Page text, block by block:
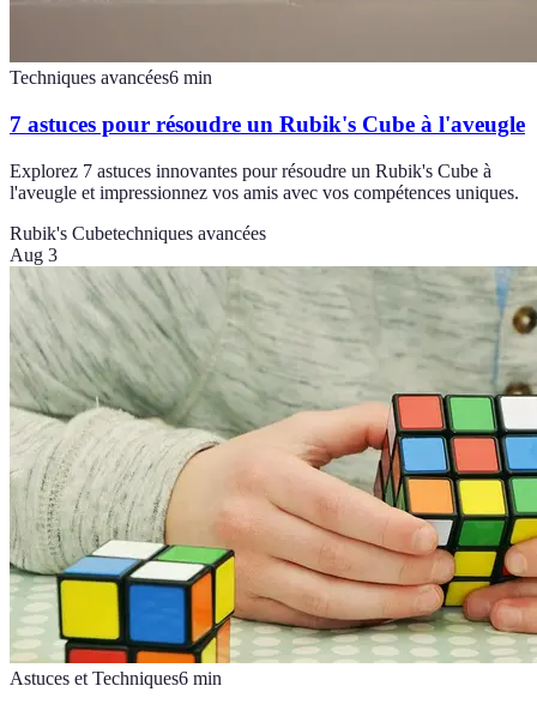
Techniques avancées6 min
7 astuces pour résoudre un Rubik's Cube à l'aveugle
Explorez 7 astuces innovantes pour résoudre un Rubik's Cube à
l'aveugle et impressionnez vos amis avec vos compétences uniques.
Rubik's Cubetechniques avancées
Aug 3
Astuces et Techniques6 min